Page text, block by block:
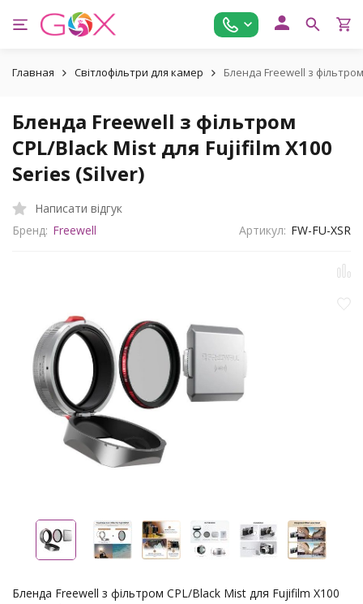
Главная Світлофільтри для камер Бленда Freewell з
Бленда Freewell з фільтром
CPL/Black Mist для Fujifilm X100
Series (Silver)
Написати відгук
Бренд: Freewell Артикул: FW-FU-XSR
Бленда Freewell з фільтром CPL/Black Mist для Fujifilm X100